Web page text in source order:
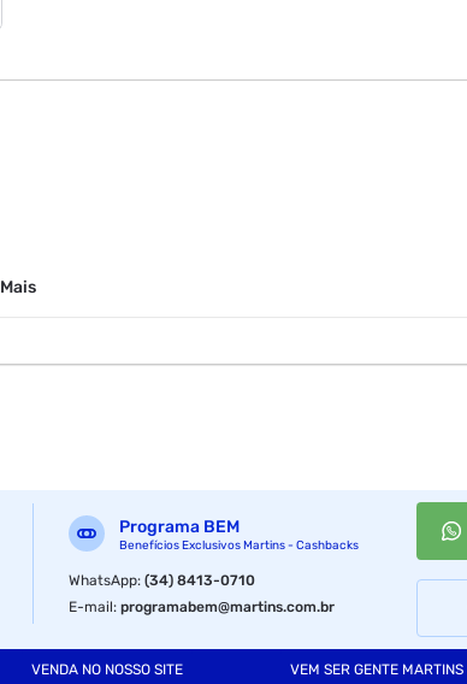
Mais
Programa BEM
Benefícios Exclusivos Martins - Cashbacks
WhatsApp:(34) 8413-0710
E-mail:programabem@martins.com.br
VENDA NO NOSSO SITE VEM SER GENTE MARTINS